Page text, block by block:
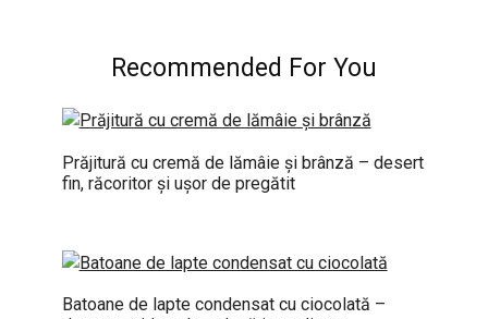
Recommended For You
Prăjitură cu cremă de lămâie și brânză – desert
fin, răcoritor și ușor de pregătit
Batoane de lapte condensat cu ciocolată –